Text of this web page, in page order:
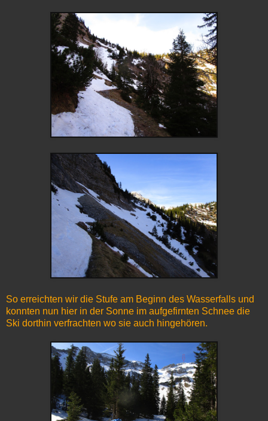
So erreichten wir die Stufe am Beginn des Wasserfalls und
konnten nun hier in der Sonne im aufgefirnten Schnee die
Ski dorthin verfrachten wo sie auch hingehören.